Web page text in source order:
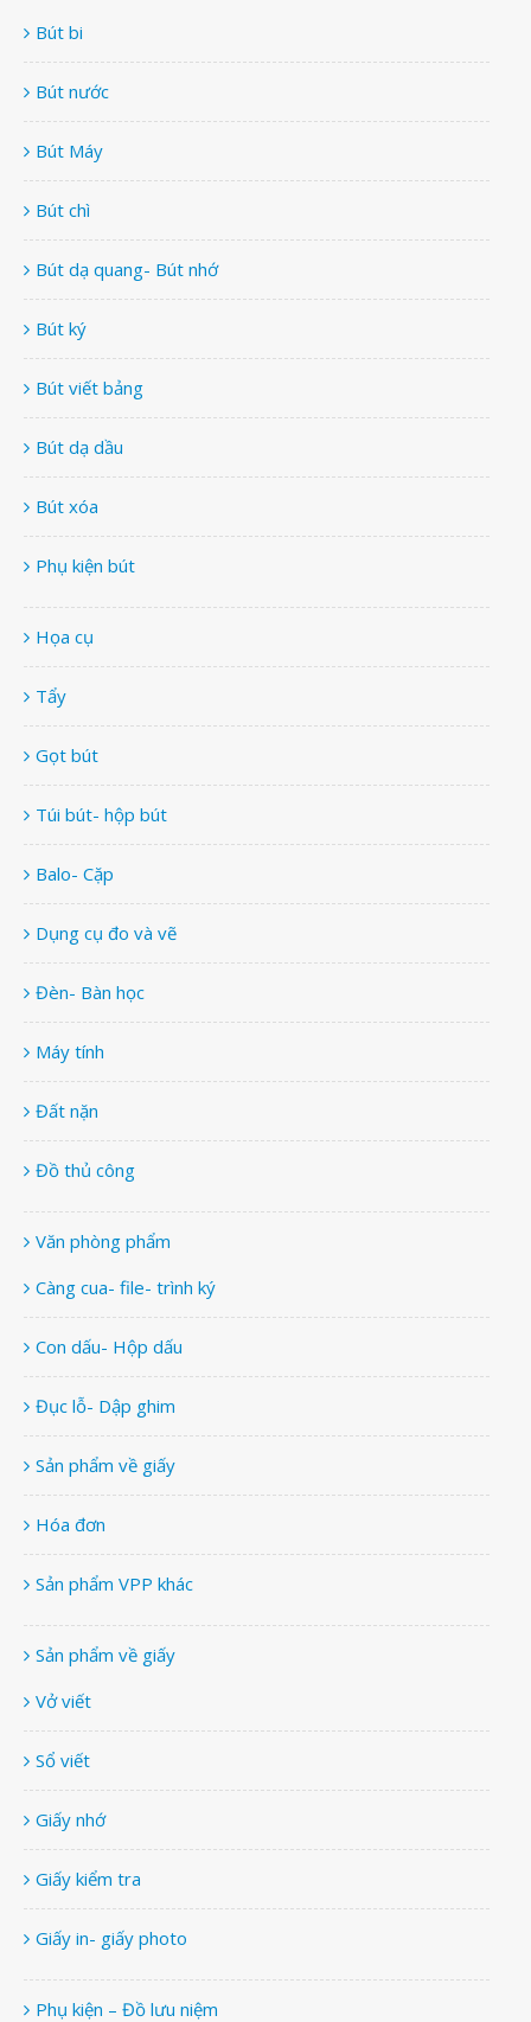
Bút bi
Bút nước
Bút Máy
Bút chì
Bút dạ quang- Bút nhớ
Bút ký
Bút viết bảng
Bút dạ dầu
Bút xóa
Phụ kiện bút
Họa cụ
Tẩy
Gọt bút
Túi bút- hộp bút
Balo- Cặp
Dụng cụ đo và vẽ
Đèn- Bàn học
Máy tính
Đất nặn
Đồ thủ công
Văn phòng phẩm
Càng cua- file- trình ký
Con dấu- Hộp dấu
Đục lỗ- Dập ghim
Sản phẩm về giấy
Hóa đơn
Sản phẩm VPP khác
Sản phẩm về giấy
Vở viết
Sổ viết
Giấy nhớ
Giấy kiểm tra
Giấy in- giấy photo
Phụ kiện – Đồ lưu niệm